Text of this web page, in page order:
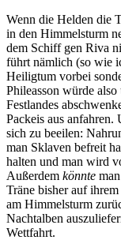
Wenn die Helden die
in den Himmelsturm
dem Schiff gen Riva
führt nämlich (so wie
Heiligtum vorbei
Phileasson würde
Festlandes
Packeis aus
sich zu beeilen:
man Sklaven befreit
halten und man wird
Außerdem könnte
Träne bisher auf
am Himmelsturm
Nachtalben
Wettfahrt.